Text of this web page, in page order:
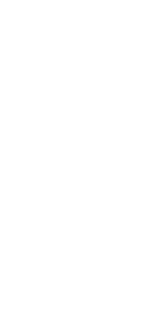
Вам стоит
деталей остаткам Сиэтла,
жизнь и использовать